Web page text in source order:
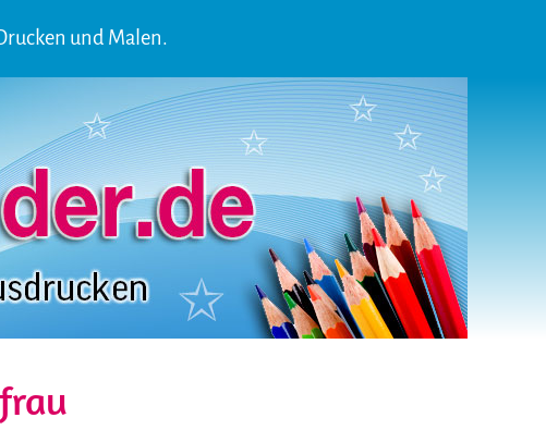
und Malen.